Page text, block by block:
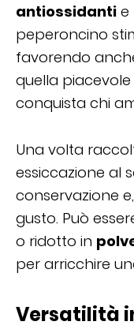
antiossidanti e
peperoncino
favorendo
quella
conquista chi
Una volta
essiccazione al
conservazione
gusto. Può
o ridotto in
per arricchire
Versatilità